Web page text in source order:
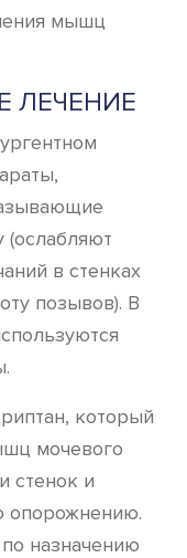
ЛЕЧЕНИЕ
(ослабляют
в стенках
позывов). В
который
мочевого
стенок и
опорожнению.
назначению